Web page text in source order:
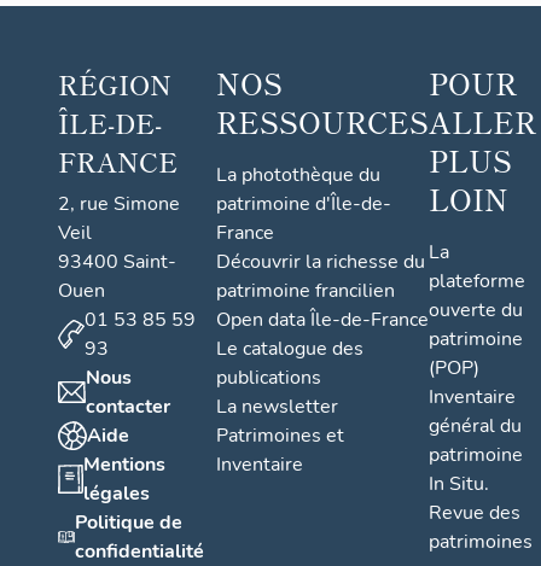
RÉGION
ÎLE-DE-
FRANCE
2, rue Simone
Veil
93400 Saint-
Ouen
01 53 85 59
93
Nous
contacter
Aide
Mentions
légales
Politique de
confidentialité
NOS
RESSOURCES
La photothèque du
patrimoine d'Île-de-
France
Découvrir la richesse du
patrimoine francilien
Open data Île-de-France
Le catalogue des
publications
La newsletter
Patrimoines et
Inventaire
POUR
ALLER
PLUS
LOIN
La
plateforme
ouverte du
patrimoine
(POP)
Inventaire
général du
patrimoine
In Situ.
Revue des
patrimoines